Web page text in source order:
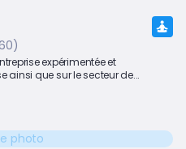
expérimentée et
ainsi que sur le secteur de...
photo